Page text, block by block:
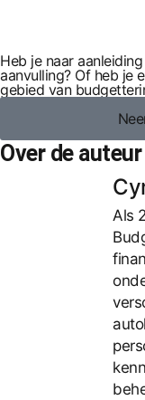
Heb je naar
aanvulling? Of heb je
gebied van
Over de auteur
Als